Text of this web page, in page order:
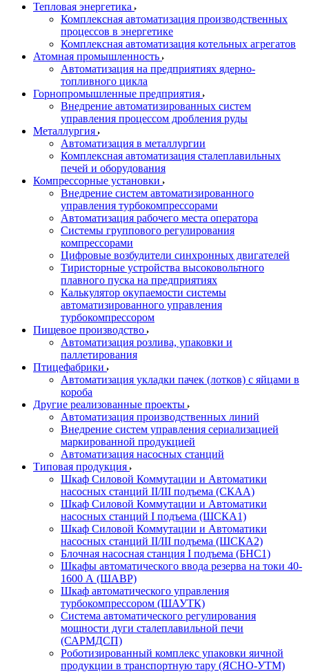
Тепловая энергетика
Комплексная автоматизация производственных
процессов в энергетике
Комплексная автоматизация котельных агрегатов
Атомная промышленность
Автоматизация на предприятиях ядерно-
топливного цикла
Горнопромышленные предприятия
Внедрение автоматизированных систем
управления процессом дробления руды
Металлургия
Автоматизация в металлургии
Комплексная автоматизация сталеплавильных
печей и оборудования
Компрессорные установки
Внедрение систем автоматизированного
управления турбокомпрессорами
Автоматизация рабочего места оператора
Системы группового регулирования
компрессорами
Цифровые возбудители синхронных двигателей
Тиристорные устройства высоковольтного
плавного пуска на предприятиях
Калькулятор окупаемости системы
автоматизированного управления
турбокомпрессором
Пищевое производство
Автоматизация розлива, упаковки и
паллетирования
Птицефабрики
Автоматизация укладки пачек (лотков) с яйцами в
короба
Другие реализованные проекты
Автоматизация производственных линий
Внедрение систем управления сериализацией
маркированной продукцией
Автоматизация насосных станций
Типовая продукция
Шкаф Силовой Коммутации и Автоматики
насосных станций II/III подъема (СКАА)
Шкаф Силовой Коммутации и Автоматики
насосных станций I подъема (ШСКА1)
Шкаф Силовой Коммутации и Автоматики
насосных станций II/III подъема (ШСКА2)
Блочная насосная станция I подъема (БНС1)
Шкафы автоматического ввода резерва на токи 40-
1600 А (ШАВР)
Шкаф автоматического управления
турбокомпрессором (ШАУТК)
Система автоматического регулирования
мощности дуги сталеплавильной печи
(САРМДСП)
Роботизированный комплекс упаковки яичной
продукции в транспортную тару (ЯСНО-УТМ)